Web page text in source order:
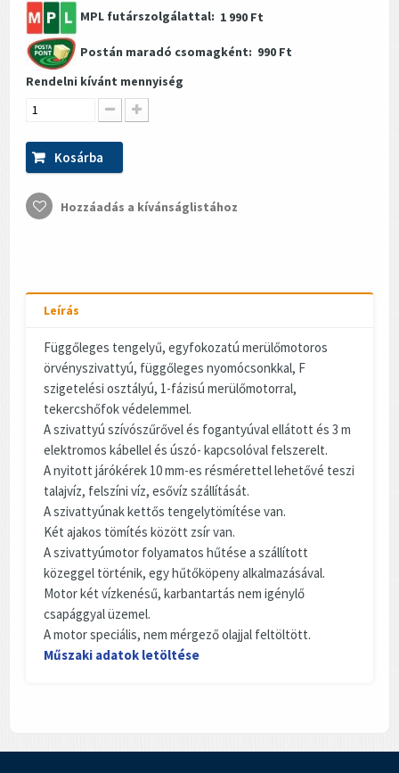
MPL futárszolgálattal: 1 990 Ft
Postán maradó csomagként: 990 Ft
Rendelni kívánt mennyiség
Kosárba
Hozzáadás a kívánságlistához
Leírás
Függőleges tengelyű, egyfokozatú merülőmotoros
örvényszivattyú, függőleges nyomócsonkkal, F
szigetelési osztályú, 1-fázisú merülőmotorral,
tekercshőfok védelemmel.
A szivattyú szívószűrővel és fogantyúval ellátott és 3 m
elektromos kábellel és úszó- kapcsolóval felszerelt.
A nyitott járókérek 10 mm-es résmérettel lehetővé teszi
talajvíz, felszíni víz, esővíz szállítását.
A szivattyúnak kettős tengelytömítése van.
Két ajakos tömítés között zsír van.
A szivattyúmotor folyamatos hűtése a szállított
közeggel történik, egy hűtőköpeny alkalmazásával.
Motor két vízkenésű, karbantartás nem igénylő
csapággyal üzemel.
A motor speciális, nem mérgező olajjal feltöltött.
Műszaki adatok letöltése